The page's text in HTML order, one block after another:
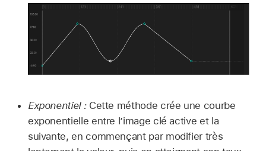
Exponentiel :Cette méthode crée une courbe
exponentielle entre l’image clé active et la
suivante, en commençant par modifier très